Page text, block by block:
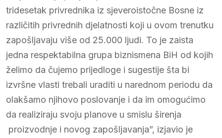
tridesetak privrednika iz sjeveroistočne Bosne iz
različitih privrednih djelatnosti koji u ovom trenutku
zapošljavaju više od 25.000 ljudi. To je zaista
jedna respektabilna grupa biznismena BiH od kojih
želimo da čujemo prijedloge i sugestije šta bi
izvršne vlasti trebali uraditi u narednom periodu da
olakšamo njihovo poslovanje i da im omogućimo
da realiziraju svoju planove u smislu širenja
proizvodnje i novog zapošljavanja”, izjavio je